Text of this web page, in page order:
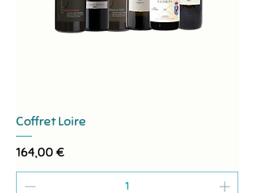
Coffret Loire
Prix
164,00 €